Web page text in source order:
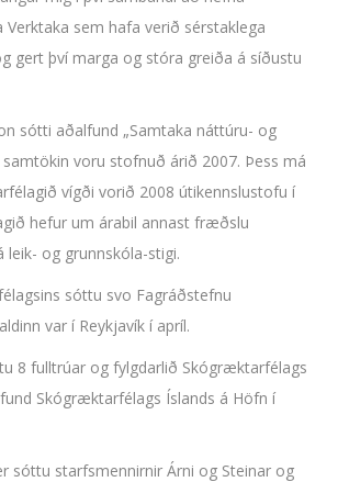
Verktaka sem hafa verið sérstaklega
gert því marga og stóra greiða á síðustu
sótti aðalfund „Samtaka náttúru- og
samtökin voru stofnuð árið 2007. Þess má
vígði vorið 2008 útikennslustofu í
hefur um árabil annast fræðslu
og grunnskóla-stigi.
sóttu svo Fagráðstefnu
var í Reykjavík í apríl.
8 fulltrúar og fylgdarlið Skógræktarfélags
Skógræktarfélags Íslands á Höfn í
sóttu starfsmennirnir Árni og Steinar og